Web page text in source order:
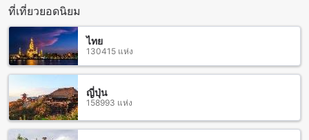
ภูเก็ต วิลลา (มาตรฐาน SHA Plus+)
เดอะ นาคา ภูเก็ต วิลลา (มาตรฐาน SHA Plus+) ตั้งอยู่ในทำเลที่
ยอดเยี่ยมในเมืองภูเก็ต ไทย โรงแรมตั้งอยู่ใกล้กับหลายสถานที่ท่อง
เที่ยวที่น่าสนใจ ภูเก็ตแฟนตาซีเป็นหนึ่งในสถานที่ท่องเที่ยวที่ใกล้
เคียง ที่นี่คุณสามารถสัมผัสบรรยากาศของทะเลสาบอันงดงาม
และเพลิดเพลินกับกิจกรรมทางน้ำต่างๆ อีกทั้งยังมีหาดกมลาที่ให้
บริการพื้นที่สำหรับผู้ที่ต้องการผ่อนคลายร่างกายและใจใน
ที่เที่ยวยอดนิยม
ไทย
130415 แห่ง
ญี่ปุ่น
158993 แห่ง